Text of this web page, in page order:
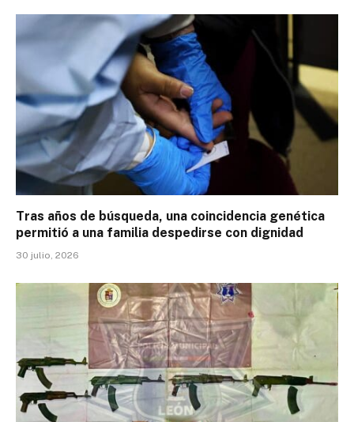
Tras años de búsqueda, una coincidencia genética
permitió a una familia despedirse con dignidad
30 julio, 2026